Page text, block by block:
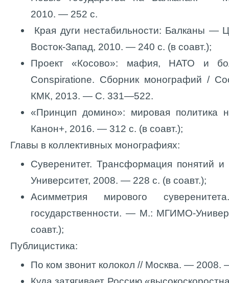
2010. — 252 с.
Края дуги нестабильности: Балканы —
Восток-Запад, 2010. — 240 с. (в соавт.);
Проект «Косово»: мафия, НАТО и
Conspiratione. Сборник монографий /
КМК, 2013. — C. 331—522.
«Принцип домино»: мировая
Канон+, 2016. — 312 с. (в соавт.);
Главы в коллективных монографиях:
Суверенитет. Трансформация
Университет, 2008. — 228 с. (в соавт.);
Асимметрия мирового
государственности. — М.: МГИМО-
соавт.);
Публицистика:
По ком звонит колокол // Москва. —